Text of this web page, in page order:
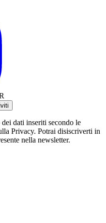
dati inseriti secondo le
Privacy. Potrai disiscriverti in
nella newsletter.